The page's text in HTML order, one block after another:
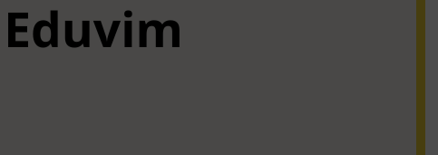
Antiguos clipping de